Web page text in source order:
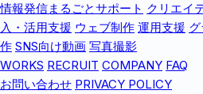
情報発信まるごとサポート クリエイ
入・活用支援 ウェブ制作 運用支援
作 SNS向け動画 写真撮影
WORKS RECRUIT COMPANY FAQ
お問い合わせ PRIVACY POLICY